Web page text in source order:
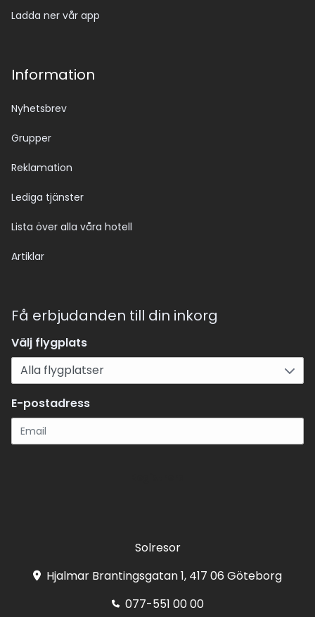
Ladda ner vår app
Information
Nyhetsbrev
Grupper
Reklamation
Lediga tjänster
Lista över alla våra hotell
Artiklar
Få erbjudanden till din inkorg
Välj flygplats
E-postadress
Solresor
Hjalmar Brantingsgatan 1, 417 06 Göteborg
077-551 00 00